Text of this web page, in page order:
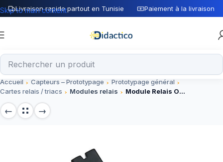
Livraison rapide partout en Tunisie Paiement à la livraison
Skip to main content
Accueil Capteurs – Prototypage
Prototypage général
Cartes relais / triacs
Modules relais Module Relais OMRON 1CH 5V SSR 250V/2A Avec Fusible 2A